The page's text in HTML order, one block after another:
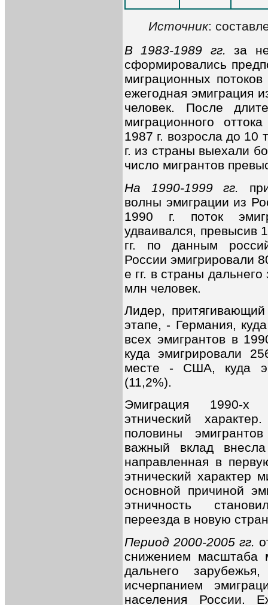
Источник:
В 1983-1989 гг.за
сформировались
миграционных
ежегодная эмиграция
человек. После
миграционного
1987 г. возросла до 10
г. из страны выехали
число мигрантов
На 1990-1999 гг.
волны эмиграции из
1990 г. поток
удваивался, превысив
гг. по данным
России эмигрировали
е гг. в страны
млн человек.
Лидер,
этапе, - Германия,
всех эмигрантов в
куда эмигрировали
месте - США, куда
(11,2%).
Эмиграция 1990-х
этнический
половины
важный вклад
направленная в
этнический характер
основной причиной
этничность
переезда в новую
Период 2000-2005 гг.
снижением масштаба
дальнего
исчерпанием
населения России.